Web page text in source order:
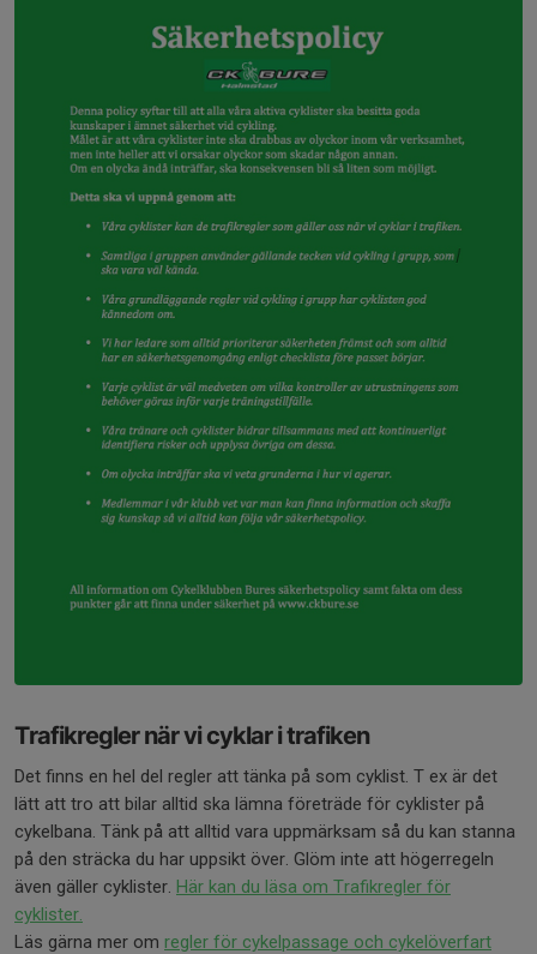
Trafikregler när vi cyklar i trafiken
Det finns en hel del regler att tänka på som cyklist. T ex är det
lätt att tro att bilar alltid ska lämna företräde för cyklister på
cykelbana. Tänk på att alltid vara uppmärksam så du kan stanna
på den sträcka du har uppsikt över. Glöm inte att högerregeln
även gäller cyklister. Här kan du läsa om Trafikregler för
cyklister.
Läs gärna mer om regler för cykelpassage och cykelöverfart